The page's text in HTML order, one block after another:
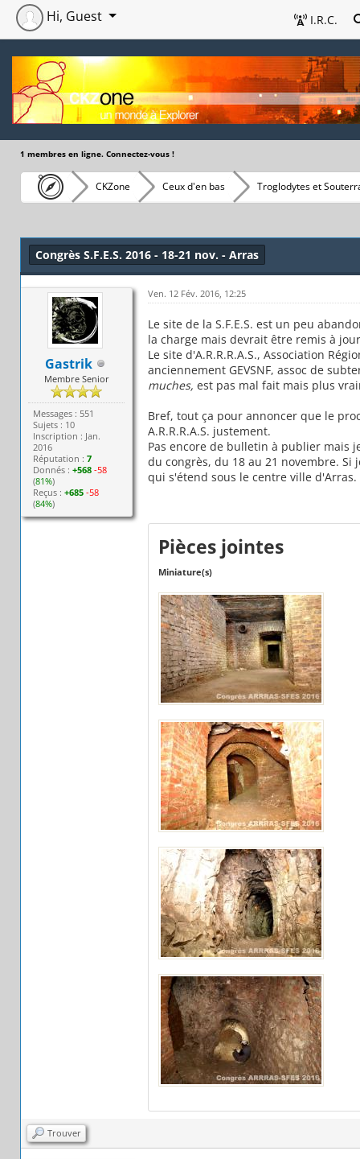
I.R.C.
Hi, Guest
1 membres en ligne. Connectez-vous !
CKZone Ceux d'en bas Troglodytes et
Congrès S.F.E.S. 2016 - 18-21 nov. - Arras
Gastrik
Membre Senior
Messages : 551
Sujets : 10
Inscription : Jan.
2016
Réputation :7
Donnés :+568 -58
(81%)
Reçus :+685 -58
(84%)
Ven. 12 Fév. 2016, 12:25
Le site de la S.F.E.S. est un peu
la charge mais devrait être remis à
Le site d'A.R.R.R.A.S., Association
anciennement GEVSNF, assoc de
muches, est pas mal fait mais plus
Bref, tout ça pour annoncer que le
A.R.R.R.A.S. justement.
Pas encore de bulletin à publier mais
du congrès, du 18 au 21 novembre.
qui s'étend sous le centre ville d'Arras.
Pièces jointes
Miniature(s)
Trouver